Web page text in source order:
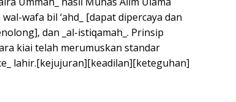
wafa bil ‘ahd_ [dapat dipercaya dan
dan _al-istiqamah_. Prinsip
kiai telah merumuskan standar
lahir.[kejujuran][keadilan][keteguhan]